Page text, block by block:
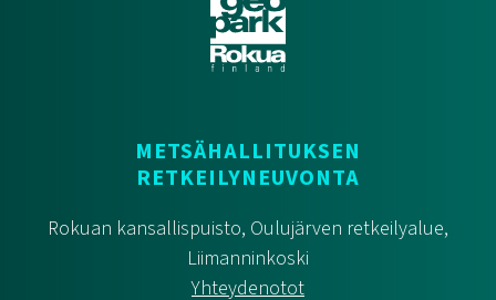
METSÄHALLITUKSEN
RETKEILYNEUVONTA
Rokuan kansallispuisto, Oulujärven retkeilyalue,
Liimanninkoski
Yhteydenotot